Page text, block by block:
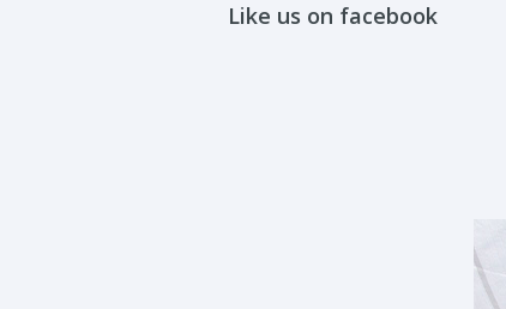
Like us on facebook